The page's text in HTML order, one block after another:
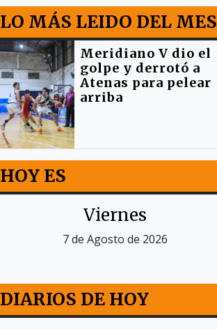
LO MÁS LEIDO DEL MES
Meridiano V dio el
golpe y derrotó a
Atenas para pelear
arriba
HOY ES
Viernes
7 de Agosto de 2026
DIARIOS DE HOY